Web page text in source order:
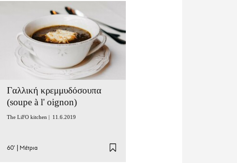
Γαλλική κρεμμυδόσουπα
(soupe à l' oignon)
The LiFO kitchen | 11.6.2019
60'| Μέτρια